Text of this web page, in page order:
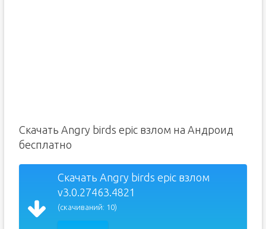
Скачать Angry birds epic взлом на Андроид
бесплатно
Скачать Angry birds epic взлом
v3.0.27463.4821
(скачиваний: 10)